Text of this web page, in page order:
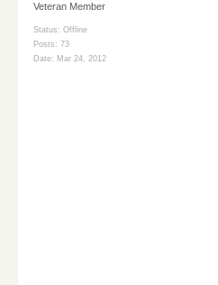
Veteran Member
Status: Offline
Posts: 73
Date: Mar 24, 2012